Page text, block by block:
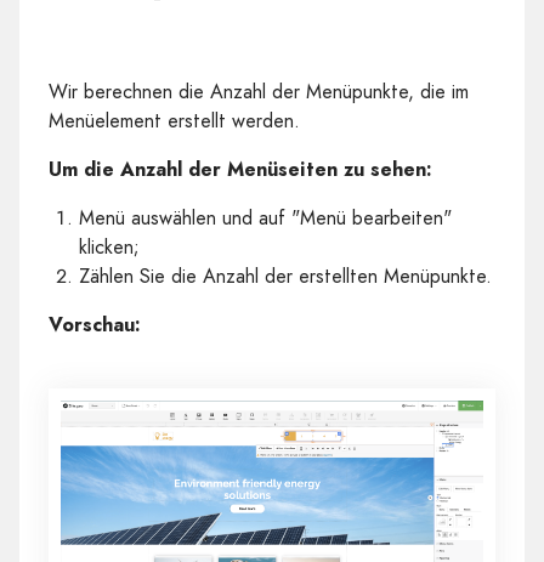
Wir berechnen die Anzahl der Menüpunkte, die im
Menüelement erstellt werden.
Um die Anzahl der Menüseiten zu sehen:
Menü auswählen und auf "Menü bearbeiten"
klicken;
Zählen Sie die Anzahl der erstellten Menüpunkte.
Vorschau: